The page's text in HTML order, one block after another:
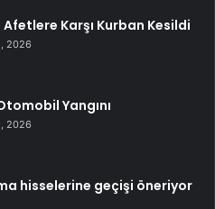
Afetlere Karşı Kurban Kesildi
2026
Yangını
2026
hisselerine geçişi öneriyor